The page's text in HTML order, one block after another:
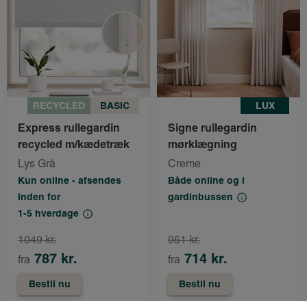
RECYCLED BASIC
Express rullegardin
recycled m/kædetræk
Lys Grå
Kun online - afsendes
inden for
1-5 hverdage
fra 787 kr.
1049 kr.
Bestil nu
LUX
Signe rullegardin
mørklægning
Creme
Både online og i
gardinbussen
fra 714 kr.
951 kr.
Bestil nu